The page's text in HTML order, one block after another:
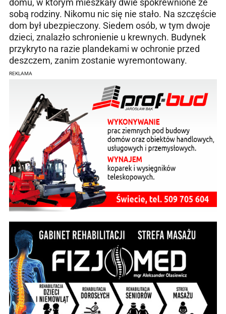
domu, w którym mieszkały dwie spokrewnione ze
sobą rodziny. Nikomu nic się nie stało. Na szczęście
dom był ubezpieczony. Siedem osób, w tym dwoje
dzieci, znalazło schronienie u krewnych. Budynek
przykryto na razie plandekami w ochronie przed
deszczem, zanim zostanie wyremontowany.
REKLAMA